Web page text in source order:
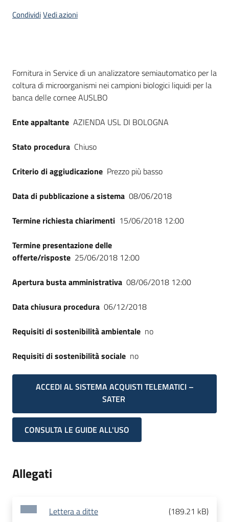
CondividiVedi azioni
Dati del bando
Fornitura in Service di un analizzatore semiautomatico per la
coltura di microorganismi nei campioni biologici liquidi per la
banca delle cornee AUSLBO
Ente appaltante AZIENDA USL DI BOLOGNA
Stato procedura Chiuso
Criterio di aggiudicazione Prezzo più basso
Data di pubblicazione a sistema 08/06/2018
Termine richiesta chiarimenti 15/06/2018 12:00
Termine presentazione delle
offerte/risposte 25/06/2018 12:00
Apertura busta amministrativa 08/06/2018 12:00
Data chiusura procedura 06/12/2018
Requisiti di sostenibilità ambientale no
Requisiti di sostenibilità sociale no
ACCEDI AL SISTEMA ACQUISTI TELEMATICI –
SATER
CONSULTA LE GUIDE ALL'USO
Allegati
Lettera a ditte (189.21 kB)